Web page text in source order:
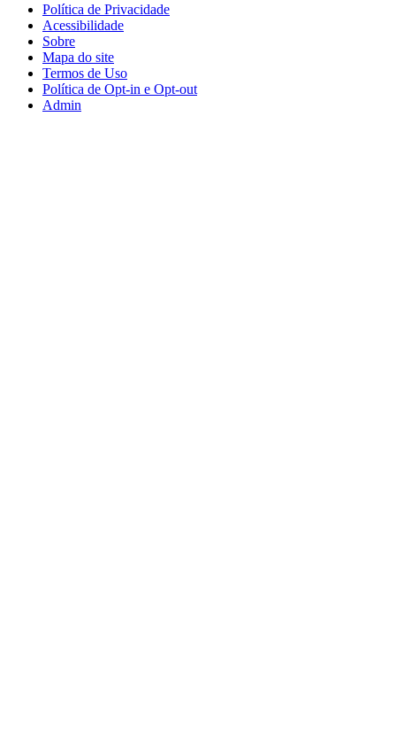
Política de Privacidade
Acessibilidade
Sobre
Mapa do site
Termos de Uso
Política de Opt-in e Opt-out
Admin